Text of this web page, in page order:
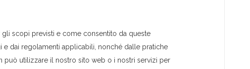
scopi previsti e come consentito da queste
dai regolamenti applicabili, nonché dalle pratiche
può utilizzare il nostro sito web o i nostri servizi per